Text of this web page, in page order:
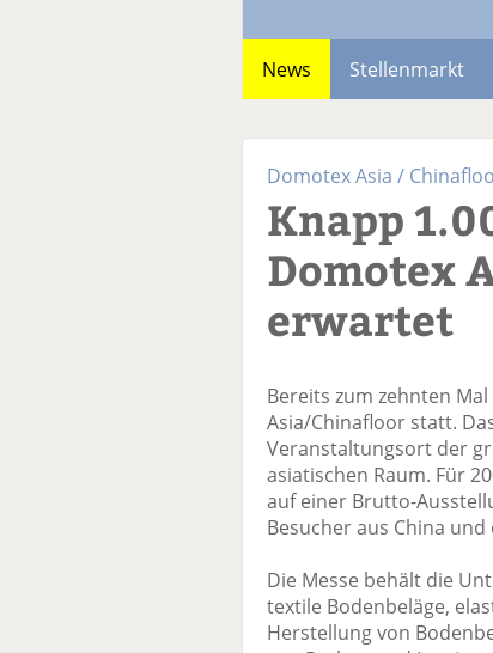
News Stellenmarkt
Domotex Asia /
Knapp
Domotex
erwartet
Bereits zum zehnten
Asia/Chinafloor statt.
Veranstaltungsort der
asiatischen Raum. Für
auf einer Brutto-
Besucher aus China
Die Messe behält die
textile Bodenbeläge,
Herstellung von